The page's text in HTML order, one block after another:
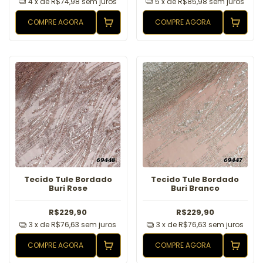
COMPRE AGORA COMPRE AGORA
Tecido Tule Bordado
Buri Rose
R$229,90
3 x deR$76,63 sem juros
COMPRE AGORA
Tecido Tule Bordado
Buri Branco
R$229,90
3 x deR$76,63 sem juros
COMPRE AGORA